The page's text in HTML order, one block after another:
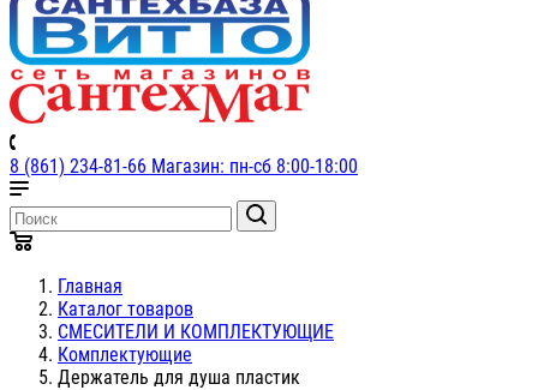
8 (861) 234-81-66 Магазин: пн-сб 8:00-18:00
Главная
Каталог товаров
СМЕСИТЕЛИ И КОМПЛЕКТУЮЩИЕ
Комплектующие
Держатель для душа пластик